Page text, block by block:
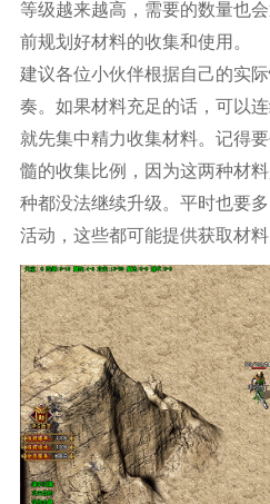
等级越来越高，需要的数量也
前规划好材料的收集和使用。
建议各位小伙伴根据自己的实
奏。如果材料充足的话，可以
就先集中精力收集材料。记得
髓的收集比例，因为这两种材
种都没法继续升级。平时也要
活动，这些都可能提供获取材料